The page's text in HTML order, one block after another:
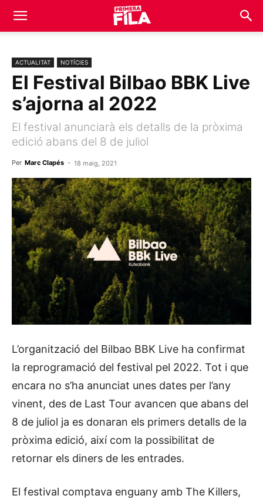
ACTUALITAT NOTÍCIES
El Festival Bilbao BBK Live
s’ajorna al 2022
El festival anunciarà els detalls de la pròxima
edició abans del 8 de juliol
Per Marc Clapés - 18 maig, 2021
L’organització del Bilbao BBK Live ha confirmat
la reprogramació del festival pel 2022. Tot i que
encara no s’ha anunciat unes dates per l’any
vinent, des de Last Tour avancen que abans del
8 de juliol ja es donaran els primers detalls de la
pròxima edició, així com la possibilitat de
retornar els diners de les entrades.
El festival comptava enguany amb The Killers,